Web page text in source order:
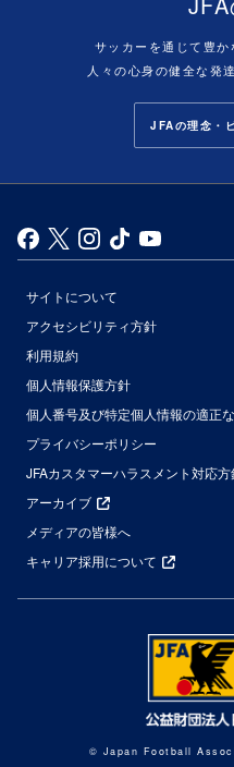
サッカーを通じて豊か
人々の心身の健全な発
JFAの理念・
サイトについて
アクセシビリティ方針
利用規約
個人情報保護方針
個人番号及び特定個人情報の適正
プライバシーポリシー
JFAカスタマーハラスメント対応方
アーカイブ
メディアの皆様へ
キャリア採用について
© Japan Football